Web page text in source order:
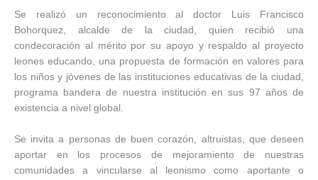
Se realizó un reconocimiento al doctor Luis Francisco
Bohorquez, alcalde de la ciudad, quien recibió una
condecoración al mérito por su apoyo y respaldo al proyecto
leones educando, una propuesta de formación en valores para
los niños y jóvenes de las instituciones educativas de la ciudad,
programa bandera de nuestra institución en sus 97 años de
existencia a nivel global.
Se invita a personas de buen corazón, altruistas, que deseen
aportar en los procesos de mejoramiento de nuestras
comunidades a vincularse al leonismo como aportante o